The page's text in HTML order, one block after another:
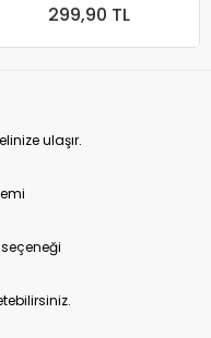
299,90 TL
ulaşır.